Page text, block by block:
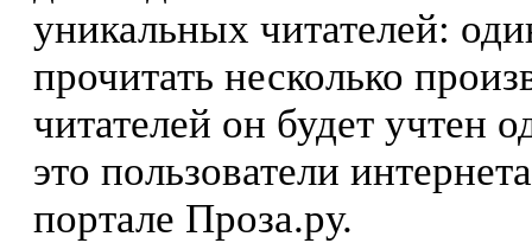
уникальных читателей:
прочитать несколько
читателей он будет учтен
это пользователи
портале Проза.ру.